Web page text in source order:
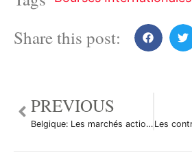
Share this post:
PREVIOUS
Belgique: Les marchés actions finissent en hausse; l’indice BEL 20 gagne 1,80%